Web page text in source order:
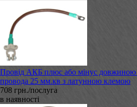
Провід АКБ плюс або мінус довжиною
провода 25 мм.кв з латунною клемою
708 грн./послуга
в наявності